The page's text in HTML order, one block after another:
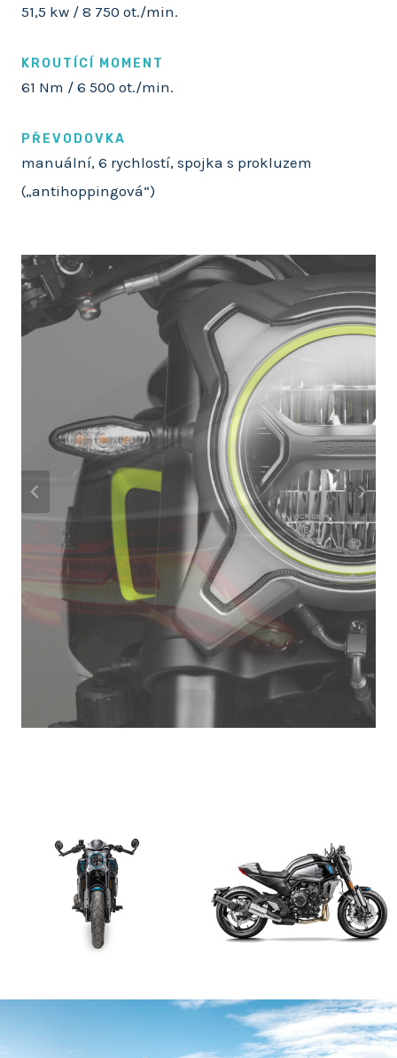
51,5 kw / 8 750 ot./min.
KROUTÍCÍ MOMENT
61 Nm / 6 500 ot./min.
PŘEVODOVKA
manuální, 6 rychlostí, spojka s prokluzem
(„antihoppingová“)